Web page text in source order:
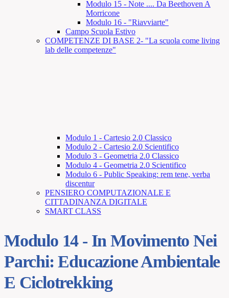
Modulo 15 - Note .... Da Beethoven A
Morricone
Modulo 16 - "Riavviarte"
Campo Scuola Estivo
COMPETENZE DI BASE 2- "La scuola come living
lab delle competenze"
Modulo 1 - Cartesio 2.0 Classico
Modulo 2 - Cartesio 2.0 Scientifico
Modulo 3 - Geometria 2.0 Classico
Modulo 4 - Geometria 2.0 Scientifico
Modulo 6 - Public Speaking: rem tene, verba
discentur
PENSIERO COMPUTAZIONALE E
CITTADINANZA DIGITALE
SMART CLASS
Modulo 14 - In Movimento Nei
Parchi: Educazione Ambientale
E Ciclotrekking